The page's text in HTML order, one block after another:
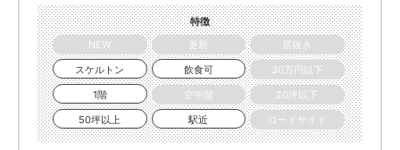
特徴
NEW
更新
居抜き
スケルトン
飲食可
30万円以下
1階
空中階
20坪以下
50坪以上
駅近 ロードサイド